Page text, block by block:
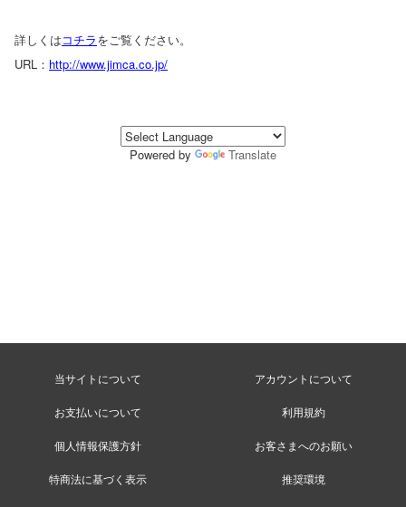
詳しくはコチラをご覧ください。
URL： http://www.jimca.co.jp/
Powered by Translate
当サイトについて アカウントについて
お支払いについて 利用規約
個人情報保護方針 お客さまへのお願い
特商法に基づく表示 推奨環境